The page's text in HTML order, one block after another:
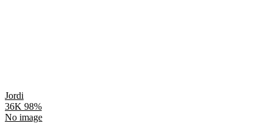
Jordi
36K 98%
No image